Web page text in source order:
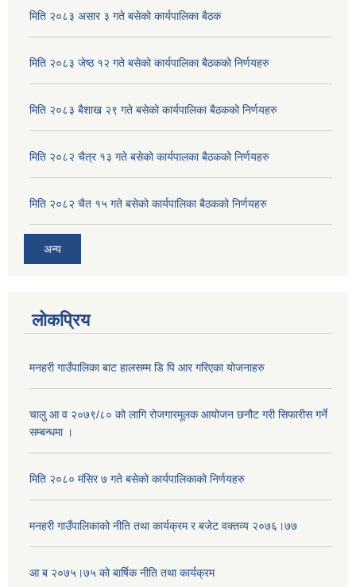
मिति २०८३ असार ३ गते बसेको कार्यपालिका बैठक
मिति २०८३ जेष्ठ १२ गते बसेको कार्यपालिका बैठकको निर्णयहरु
मिति २०८३ बैशाख २९ गते बसेको कार्यपालिका बैठकको निर्णयहरु
मिति २०८२ चैत्र १३ गते बसेको कार्यपालका बैठकको निर्णयहरु
मिति २०८२ चैत १५ गते बसेको कार्यपालिका बैठकको निर्णयहरु
अन्य
लोकप्रिय
मनहरी गाउँपालिका बाट हालसम्म डि पि आर गरिएका योजनाहरु
चालु आ व २०७९/८० को लागि रोजगारमूलक आयोजन छनौट गरी सिफारीस गर्ने
सम्बन्धमा ।
मिति २०८० मंसिर ७ गते बसेको कार्यपालिकाको निर्णयहरु
मनहरी गाउँपालिकाको नीति तथा कार्यक्रम र बजेट वक्तव्य २०७६।७७
आ ब २०७५।७५ को बार्षिक नीति तथा कार्यक्रम